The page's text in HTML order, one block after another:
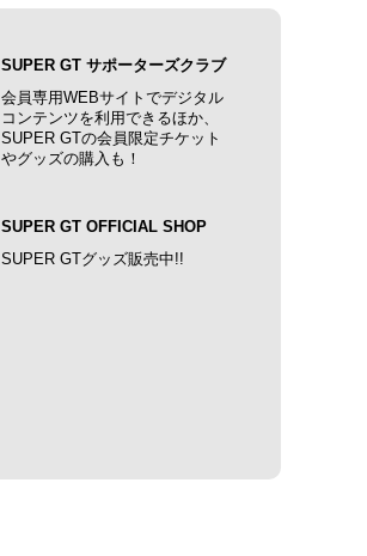
SUPER GT サポーターズクラブ
会員専用WEBサイトでデジタル
コンテンツを利用できるほか、
SUPER GTの会員限定チケット
やグッズの購入も！
SUPER GT OFFICIAL SHOP
SUPER GTグッズ販売中!!